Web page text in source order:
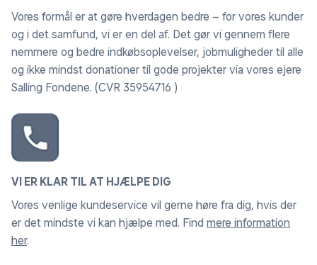
Vores formål er at gøre hverdagen bedre – for vores kunder
og i det samfund, vi er en del af. Det gør vi gennem flere
nemmere og bedre indkøbsoplevelser, jobmuligheder til alle
og ikke mindst donationer til gode projekter via vores ejere
Salling Fondene. (CVR 35954716 )
VI ER KLAR TIL AT HJÆLPE DIG
Vores venlige kundeservice vil gerne høre fra dig, hvis der
er det mindste vi kan hjælpe med. Find mere information
her.